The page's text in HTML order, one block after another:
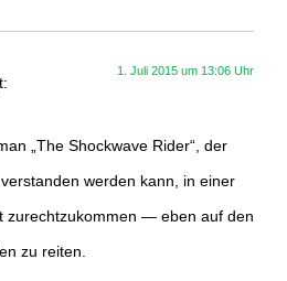
1. Juli 2015 um 13:06 Uhr
„The Shockwave Rider“, der
werden kann, in einer
zurechtzukommen — eben auf den
zu reiten.